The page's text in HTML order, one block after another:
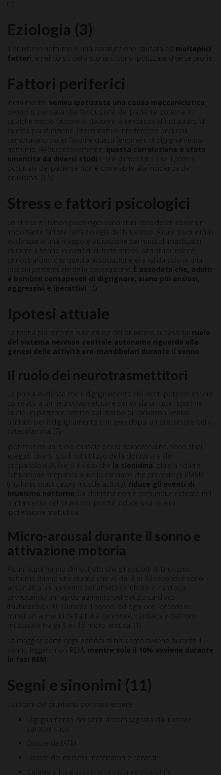
Eziologia (3)
Il bruxismo notturno è una parafunzione causata da molteplici
fattori , e nel corso della storia si sono ipotizzate diverse teorie.
Fattori periferici
Inizialmente, veniva ipotizzata una causa meccanicistica
ovvero si pensava che l’occlusione del paziente potesse in
qualche modo favorire o sfavorire la tendenza all’instaurarsi di
questa parafunzione. Precontatti o interferenze occlusali
sembravano poter favorire questi fenomeni di digrignamento
notturno. (4) Successivamente, questa correlazione è stata
smentita da diversi studi
e si è dimostrato che il
occlusale del paziente non è correlabile alla incidenza del
Stress e fattori psicologici
Lo stress e i fattori psicologici sono stati considerati come un
importante fattore nell’eziologia del bruxismo. Alcuni studi iniziali
evidenziano una maggiore attivazione dei muscoli masticatori
durante il sonno in periodi di forte stress. Altri studi, invece,
dimostrarono che questa associazione era valida solo in una
piccola percentuale della popolazione. È assodato che, adulti
e bambini consapevoli di digrignare, siano più ansiosi,
aggressivi e iperattivi
Ipotesi attuale
La teoria più recente sulle cause del bruxismo si basa sul ruolo
del sistema nervoso centrale autonomo riguardo alla
genesi delle attività oro-mandibolari durante il sonno
Il ruolo dei neurotrasmettitori
La prima evidenza che il digrignamento dei denti potesse essere
correlato a un neurotrasmettitore deriva da un
quale un paziente, affetto dal morbo di Parkinson, veniva
trattato per il digrignamento con levo-dopa, un precursore della
catecolamina. (7)
Ipotizzando un ruolo causale per la noradrenalina, sono stati
eseguiti diversi studi sull’utilizzo della clonidina e del
propanololo (8,9) e si è visto che
la clonidina , oltre a ridurre
l’attivazione simpatica a livello cardiaco che precede gli RMMA
(rhythmic masticatory muscle activity), riduce gli eventi di
bruxismo notturno . La clonidina non è comunque indicata nel
trattamento del bruxismo, poiché induce una severa
ipotensione mattutina.
Micro-arousal durante il sonno e
attivazione motoria
Alcuni studi hanno dimostrato che gli episodi di bruxismo
notturno hanno una durata che va dai 3 ai 10 secondi e sono
associati a un aumento dell’attività cerebrale e cardiaca,
provocando un rapido aumento del battito cardiaco
(tachicardia) (10). Durante il sonno, ad ogni ora, accadono
transitori aumenti dell’attività cerebrale, cardiaca e del tono
muscolare tra gli 8 e i 15 micro-arousal (1).
La maggior parte degli episodi di bruxismo avviene durante il
sonno leggero non-REM , mentre solo il 10% avviene durante
le fasi REM
Segni e sinonimi (11)
I sintomi del bruxismo possono essere:
Digrignamento dei denti accompagnato dal rumore
caratteristico
Dolore dell’ATM
Dolore dei muscoli masticatori e cervicali
Cefalee a localizzazione temporale mattutine